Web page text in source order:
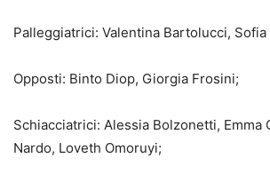
Palleggiatrici: Valentina Bartolucci, Sofia
Opposti: Binto Diop, Giorgia Frosini;
Schiacciatrici: Alessia Bolzonetti, Emma
Nardo, Loveth Omoruyi;